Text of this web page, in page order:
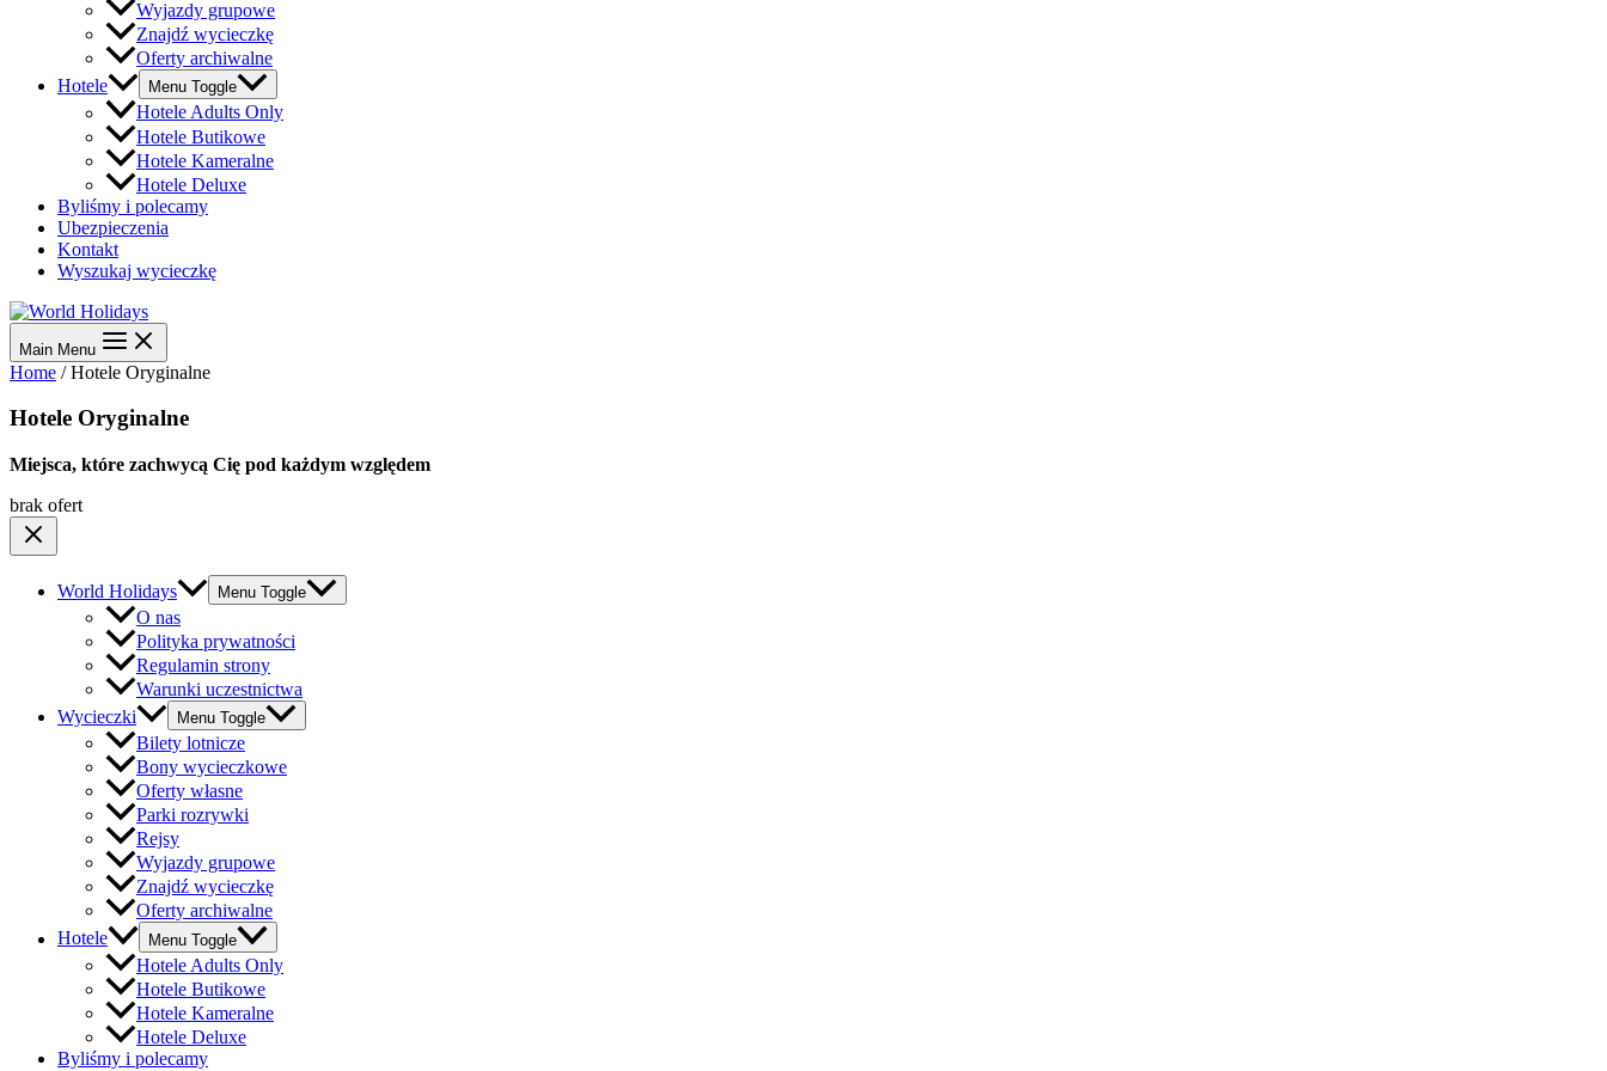
Wyjazdy grupowe
Znajdź wycieczkę
Oferty archiwalne
Hotele
Menu Toggle
Hotele Adults Only
Hotele Butikowe
Hotele Kameralne
Hotele Deluxe
Byliśmy i polecamy
Ubezpieczenia
Kontakt
Wyszukaj wycieczkę
Main Menu
Home /Hotele Oryginalne
Hotele Oryginalne
Miejsca, które zachwycą Cię pod każdym względem
brak ofert
World Holidays Menu Toggle
O nas
Polityka prywatności
Regulamin strony
Warunki uczestnictwa
Wycieczki
Menu Toggle
Bilety lotnicze
Bony wycieczkowe
Oferty własne
Parki rozrywki
Rejsy
Wyjazdy grupowe
Znajdź wycieczkę
Oferty archiwalne
Hotele
Menu Toggle
Hotele Adults Only
Hotele Butikowe
Hotele Kameralne
Hotele Deluxe
Byliśmy i polecamy